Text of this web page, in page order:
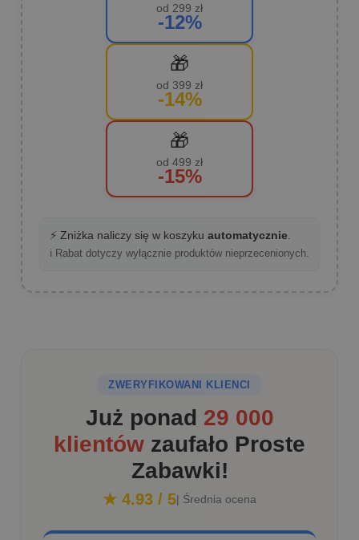
od 299 zł
-12%
🎁
od 399 zł
-14%
🎁
od 499 zł
-15%
⚡ Zniżka naliczy się w koszyku automatycznie
ℹ️ Rabat dotyczy wyłącznie produktów nieprzecenionych.
ZWERYFIKOWANI KLIENCI
Już ponad 29 000
klientów zaufało Proste
Zabawki!
★ 4.93 / 5| Średnia ocena